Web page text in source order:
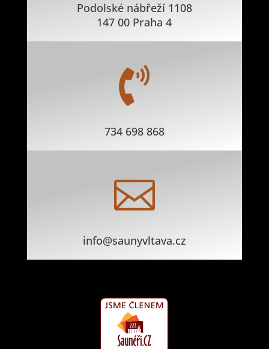
Podolské nábřeží 1108
147 00 Praha 4

734 698 868

info@saunyvltava.cz